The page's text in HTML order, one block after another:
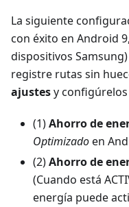
La siguiente
con éxito en Android
dispositivos
registre rutas sin
ajustesy
(1)Ahorro de
Optimizadoen
(2)Ahorro de
(Cuando está
energía puede